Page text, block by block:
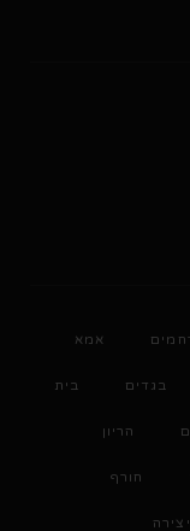
אמא
בגדים בית
הריון
חורף
יצירה